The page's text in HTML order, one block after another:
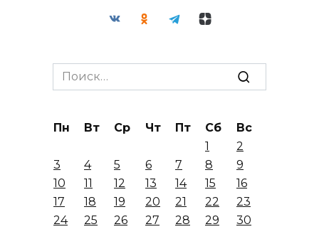
Search
for:
Пн Вт Ср Чт Пт Сб
Вс
1
2
3
4 5 6 7 8
9
10
11 12 13 14 15
16
17
18 19 20 21 22
23
24
25 26 27 28 29 30